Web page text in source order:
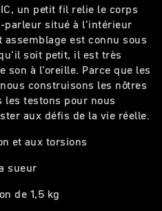
un petit fil relie le corps
parleur situé à l'intérieur
est connu sous
soit petit, il est très
son à l'oreille. Parce que les
construisons les nôtres
les testons pour nous
aux défis de la vie réelle.
et aux torsions
sueur
de 1,5 kg